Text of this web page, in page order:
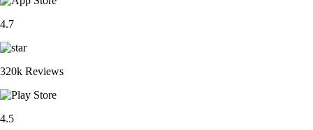
4.7
320k Reviews
4.5